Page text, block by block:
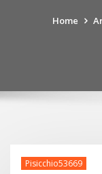
Home
Pisicchio53669